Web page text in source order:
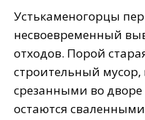
Устькаменогорцы
несвоевременный
отходов. Порой
строительный мусор,
срезанными во
остаются